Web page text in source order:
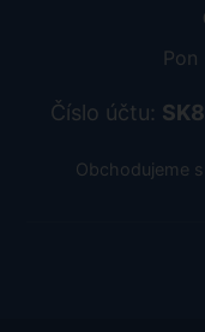
Číslo účtu:
Obchodujeme